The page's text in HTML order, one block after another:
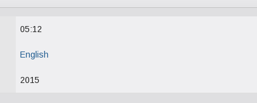
05:12
English
2015